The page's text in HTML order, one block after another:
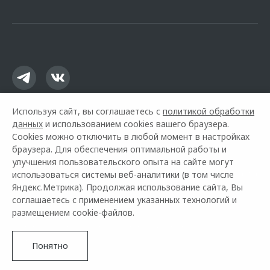
Горячая линия OMODA: +7 (846) 321-09-09
Используя сайт, вы соглашаетесь с политикой обработки
данных и использованием cookies вашего браузера.
Cookies можно отключить в любой момент в настройках
браузера. Для обеспечения оптимальной работы и
улучшения пользовательского опыта на сайте могут
использоваться системы веб-аналитики (в том числе
Яндекс.Метрика). Продолжая использование сайта, Вы
соглашаетесь с применением указанных технологий и
размещением cookie-файлов.
Понятно